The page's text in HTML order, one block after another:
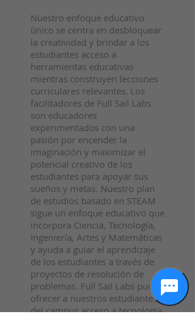
Nuestro enfoque educativo
único se centra en desbloquear
la creatividad y brindar a los
estudiantes acceso a
herramientas educativas
mientras construyen lecciones
curriculares relevantes. Los
facilitadores de Full Sail Labs
son educadores
experimentados con una
pasión por encender la
imaginación y maximizar el
potencial creativo de los
estudiantes para apoyar sus
sueños y metas. Nuestro plan
de estudios basado en STEAM
sigue un enfoque educativo que
incorpora Ciencia, Tecnología,
Ingeniería, Artes y Matemáticas
y ayuda a guiar el aprendizaje
de los estudiantes a través de
proyectos de resolución de
problemas. Full Sail Labs puede
ofrecer a nuestros estudiantes
del campus acceso a tecnología